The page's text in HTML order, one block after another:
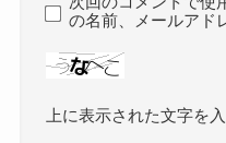
の名前、メールアド
上に表示された文字を